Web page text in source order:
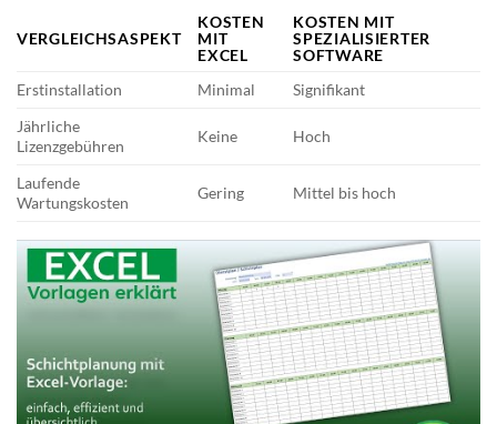
VERGLEICHSASPEKT
KOSTEN
MIT
EXCEL
KOSTEN MIT
SPEZIALISIERTER
SOFTWARE
Erstinstallation
Minimal
Signifikant
Jährliche
Lizenzgebühren
Keine Hoch
Laufende
Wartungskosten
Gering Mittel bis hoch